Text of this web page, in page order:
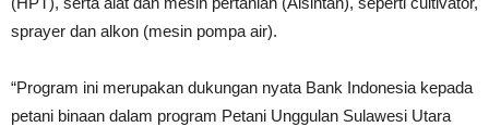
sprayer dan alkon (mesin pompa air).
“Program ini merupakan dukungan nyata Bank Indonesia kepada
petani binaan dalam program Petani Unggulan Sulawesi Utara